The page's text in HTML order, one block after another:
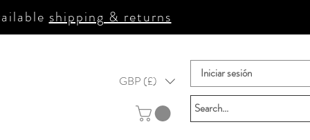
shipping & returns
GBP (£) Iniciar sesión